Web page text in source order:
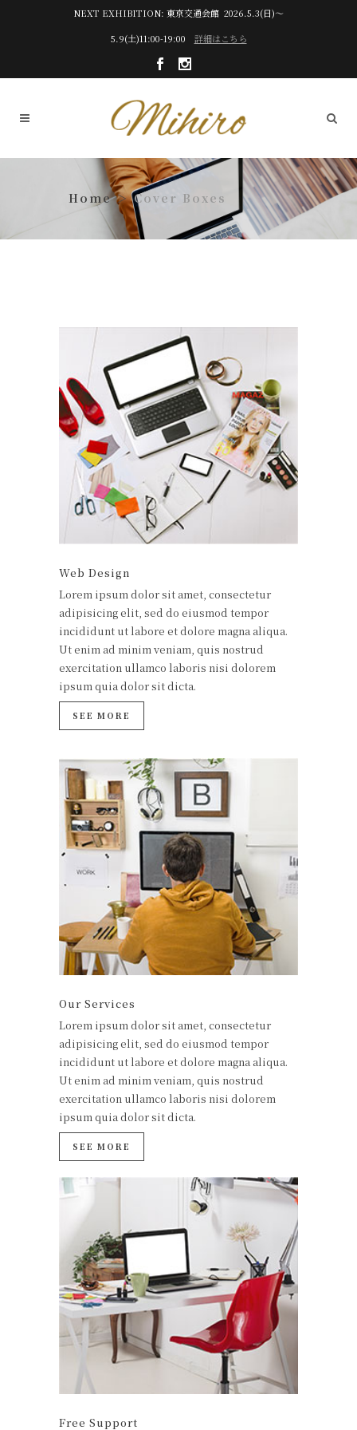
NEXT EXHIBITION: 東京交通会館 2026.5.3(日)～
5.9(土)11:00-19:00 詳細はこちら
Cover Boxes
Web Design
Lorem ipsum dolor sit amet, consectetur
adipisicing elit, sed do eiusmod tempor
incididunt ut labore et dolore magna aliqua.
Ut enim ad minim veniam, quis nostrud
exercitation ullamco laboris nisi dolorem
ipsum quia dolor sit dicta.
SEE MORE
Our Services
Lorem ipsum dolor sit amet, consectetur
adipisicing elit, sed do eiusmod tempor
incididunt ut labore et dolore magna aliqua.
Ut enim ad minim veniam, quis nostrud
exercitation ullamco laboris nisi dolorem
ipsum quia dolor sit dicta.
SEE MORE
Free Support